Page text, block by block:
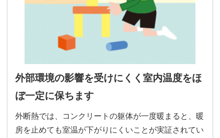
外部環境の影響を受けにくく室内温度をほ
ぼ一定に保ちます
外断熱では、コンクリートの躯体が一度暖まると、暖
房を止めても室温が下がりにくいことが実証されてい